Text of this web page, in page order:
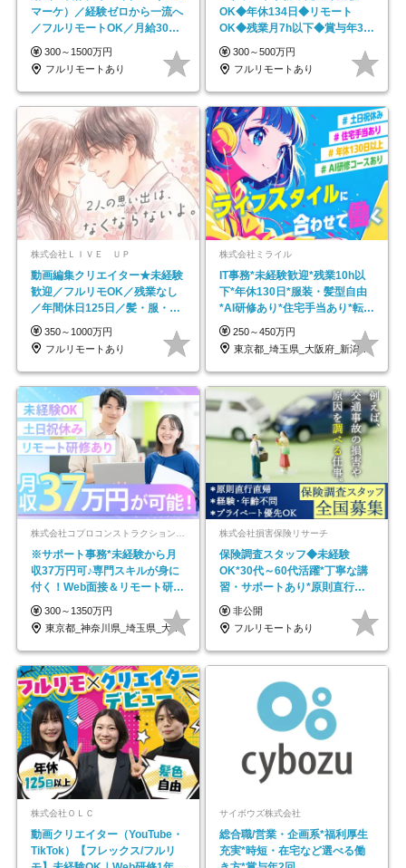
マーケ）／経験ゼロから一流へ
／フルリモートOK／月給30万
円～／年休130日以上
300～1500万円
フルリモートあり
OK◆年休134日◆リモート
OK◆残業月7h以下◆賞与年3回
◆5年目まで必ず昇給
300～500万円
フルリモートあり
株式会社ＬＩＶＥ ＵＰ
動画編集クリエイター★未経験
歓迎／フルリモOK／残業なし
／年間休日125日／髪・服・ネ
イル自由／研修充実で安心
350～1000万円
フルリモートあり
株式会社ミライル
IT事務*未経験歓迎*残業10h以
下*年休130日*服装・髪型自由
*AI研修あり*住宅手当あり*転勤
なし
250～450万円
東京都_埼玉県_大阪府_新潟県_福岡県
※サポート事務*未経験から月
収37万円可♪専門スキルが身に
付く！Web面接＆リモート研修
も充実♪/a
300～1350万円
東京都_神奈川県_埼玉県_大阪府_愛知県…
株式会社損害保険リサーチ
保険調査スタッフ◆未経験
OK*30代～60代活躍*丁寧な講
習・サポートあり*原則直行直
帰／全国募集・業務委託
非公開
フルリモートあり
株式会社ＯＬＣ
動画クリエイター（YouTube・
TikTok）【フレックス/フルリ
サイボウズ株式会社
総合職/営業・企画系*福利厚生
充実*時短・在宅など選べる働